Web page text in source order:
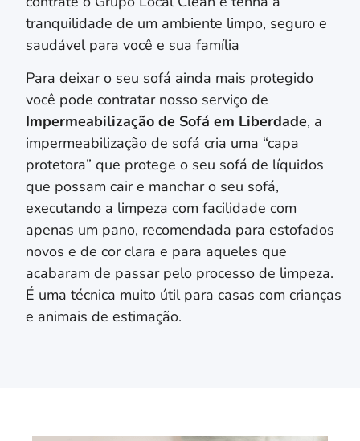
tranquilidade de um ambiente limpo, seguro e
saudável para você e sua família
Para deixar o seu sofá ainda mais protegido
você pode contratar nosso serviço de
Impermeabilização de Sofá em Liberdade, a
impermeabilização de sofá cria uma “capa
protetora” que protege o seu sofá de líquidos
que possam cair e manchar o seu sofá,
executando a limpeza com facilidade com
apenas um pano, recomendada para estofados
novos e de cor clara e para aqueles que
acabaram de passar pelo processo de limpeza.
É uma técnica muito útil para casas com crianças
e animais de estimação.